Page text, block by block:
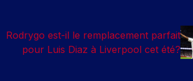
Rodrygo est-il le remplacement parfait
pour Luis Diaz à Liverpool cet été?